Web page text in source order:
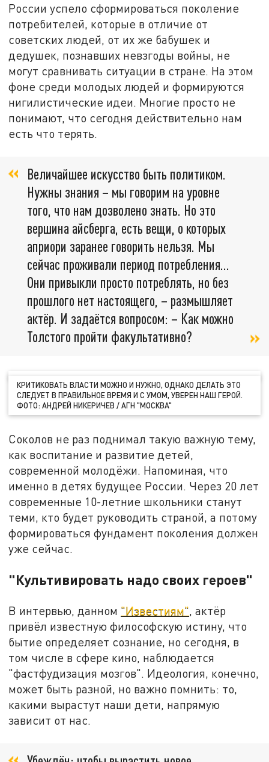
России успело сформироваться поколение
потребителей, которые в отличие от
советских людей, от их же бабушек и
дедушек, познавших невзгоды войны, не
могут сравнивать ситуации в стране. На этом
фоне среди молодых людей и формируются
нигилистические идеи. Многие просто не
понимают, что сегодня действительно нам
есть что терять.
Величайшее искусство быть политиком.
Нужны знания – мы говорим на уровне
того, что нам дозволено знать. Но это
вершина айсберга, есть вещи, о которых
априори заранее говорить нельзя. Мы
сейчас проживали период потребления...
Они привыкли просто потреблять, но без
прошлого нет настоящего, – размышляет
актёр. И задаётся вопросом: – Как можно
Толстого пройти факультативно?
КРИТИКОВАТЬ ВЛАСТИ МОЖНО И НУЖНО, ОДНАКО ДЕЛАТЬ ЭТО
СЛЕДУЕТ В ПРАВИЛЬНОЕ ВРЕМЯ И С УМОМ, УВЕРЕН НАШ ГЕРОЙ.
ФОТО: АНДРЕЙ НИКЕРИЧЕВ / АГН "МОСКВА"
Соколов не раз поднимал такую важную тему,
как воспитание и развитие детей,
современной молодёжи. Напоминая, что
именно в детях будущее России. Через 20 лет
современные 10-летние школьники станут
теми, кто будет руководить страной, а потому
формироваться фундамент поколения должен
уже сейчас.
"Культивировать надо своих героев"
В интервью, данном "Известиям", актёр
привёл известную философскую истину, что
бытие определяет сознание, но сегодня, в
том числе в сфере кино, наблюдается
"фастфудизация мозгов". Идеология, конечно,
может быть разной, но важно помнить: то,
какими вырастут наши дети, напрямую
зависит от нас.